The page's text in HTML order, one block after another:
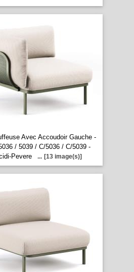
Avec Accoudoir Gauche -
/ 5039 / C/5036 / C/5039 -
Pevere
... [13 image(s)]